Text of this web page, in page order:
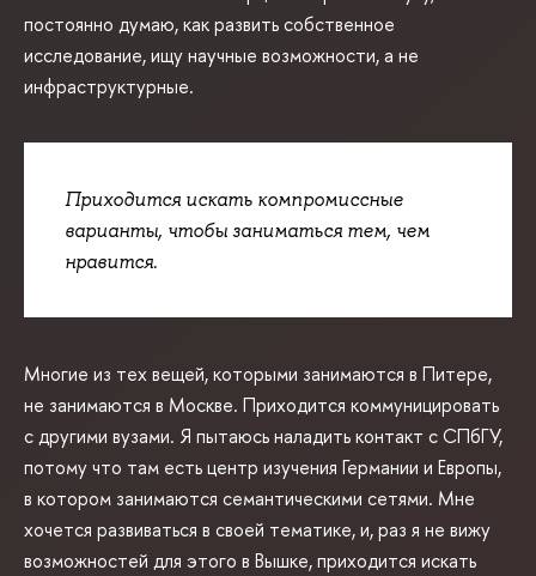
постоянно думаю, как развить собственное
исследование, ищу научные возможности, а не
инфраструктурные.
Приходится искать компромиссные
варианты, чтобы заниматься тем, чем
нравится.
Многие из тех вещей, которыми занимаются в Питере,
не занимаются в Москве. Приходится коммуницировать
с другими вузами. Я пытаюсь наладить контакт с СПбГУ,
потому что там есть центр изучения Германии и Европы,
в котором занимаются семантическими сетями. Мне
хочется развиваться в своей тематике, и, раз я не вижу
возможностей для этого в Вышке, приходится искать